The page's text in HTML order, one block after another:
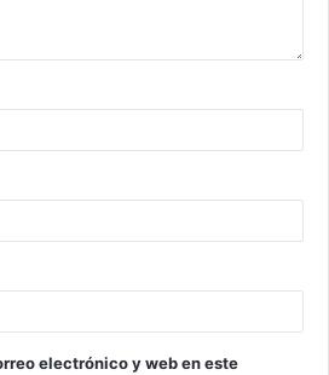
electrónico y web en este